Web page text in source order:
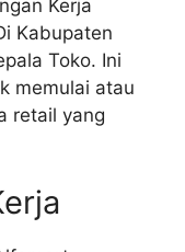
Kerja
Kabupaten
Toko. Ini
memulai atau
retail yang